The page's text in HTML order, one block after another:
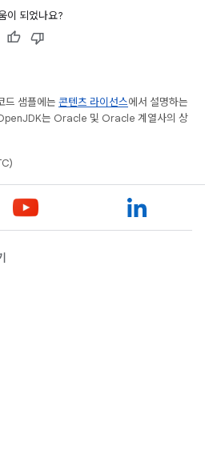
이 되었나요?
드 샘플에는 콘텐츠 라이선스에서 설명하는
는 Oracle 및 Oracle 계열사의 상